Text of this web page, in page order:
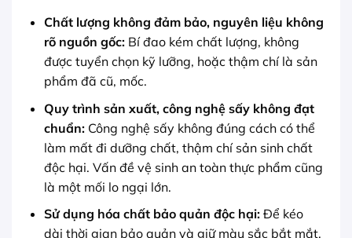
Chất lượng không đảm bảo, nguyên liệu không
rõ nguồn gốc:Bí đao kém chất lượng, không
được tuyển chọn kỹ lưỡng, hoặc thậm chí là sản
phẩm đã cũ, mốc.
Quy trình sản xuất, công nghệ sấy không đạt
chuẩn:Công nghệ sấy không đúng cách có thể
làm mất đi dưỡng chất, thậm chí sản sinh chất
độc hại. Vấn đề vệ sinh an toàn thực phẩm cũng
là một mối lo ngại lớn.
Sử dụng hóa chất bảo quản độc hại:Để kéo
dài thời gian bảo quản và giữ màu sắc bắt mắt,